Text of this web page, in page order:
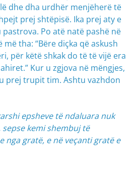
dhe dha urdhër menjëherë të
prej shtëpisë. Ika prej aty e
Po atë natë pashë në
tha: “Bëre diçka që askush
për këtë shkak do të të vijë era
Kur u zgjova në mëngjes,
prej trupit tim. Ashtu vazhdon
epsheve të ndaluara nuk
kemi shembuj të
nga gratë, e në veçanti gratë e